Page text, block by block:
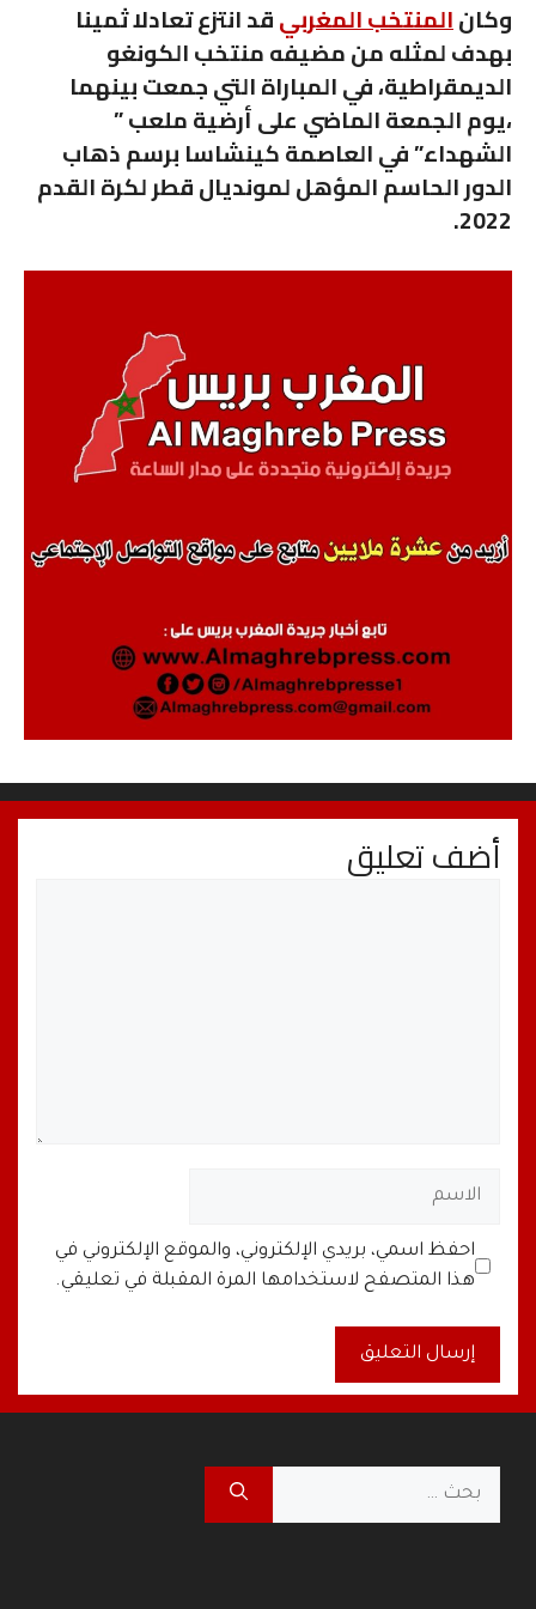
وكانالمنتخب المغربيقد انتزع تعادلا ثمينا
بهدف لمثله من مضيفه منتخب الكونغو
الديمقراطية، في المباراة التي جمعت بينهما
،يوم الجمعة الماضي على أرضية ملعب ”
الشهداء” في العاصمة كينشاسا برسم ذهاب
الدور الحاسم المؤهل لمونديال قطر لكرة القدم
2022.
أضف تعليق
الاسم
البريد
الإلكتروني
الموقع
الإلكتروني
احفظ اسمي، بريدي الإلكتروني، والموقع الإلكتروني في
هذا المتصفح لاستخدامها المرة المقبلة في تعليقي.
A
t
r
البحث